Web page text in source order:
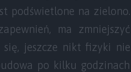
podświetlone na zielono.
ma zmniejszyć
jeszcze nikt fizyki nie
po kilku godzinach